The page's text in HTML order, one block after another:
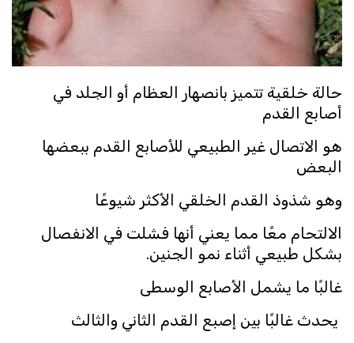
حالة خلقية تتميز بانصهار العظام أو الجلد في
أصابع القدم
هو الاتصال غير الطبيعي للأصابع القدم ببعضها
البعض
وهو شذوذ القدم الخلقي الأكثر شيوعًا
الالتحام معًا مما يعني أنها فشلت في الانفصال
بشكل طبيعي أثناء نمو الجنين.
غالبًا ما يشمل الأصابع الوسطى
يحدث غالبًا بين إصبع القدم الثاني والثالث